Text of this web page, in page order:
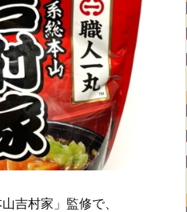
吉村家」監修で、